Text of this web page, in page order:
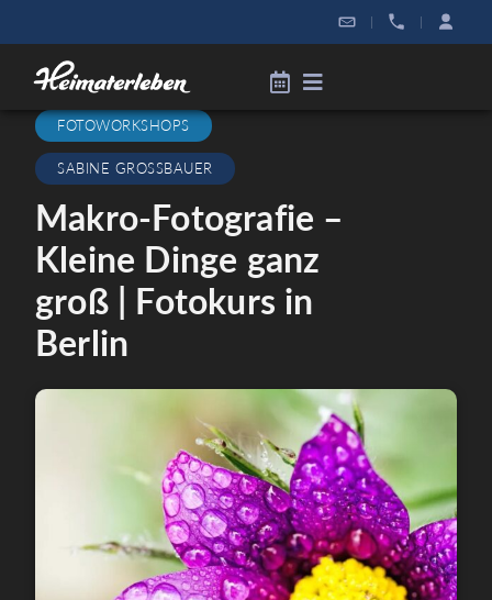
| |
FOTOWORKSHOPS
SABINE GROSSBAUER
Makro-Fotografie –
Kleine Dinge ganz
groß | Fotokurs in
Berlin